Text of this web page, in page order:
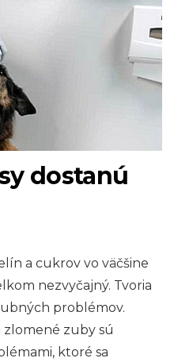
dostanú
a cukrov vo väčšine
nezvyčajný. Tvoria
problémov.
zuby sú
ktoré sa